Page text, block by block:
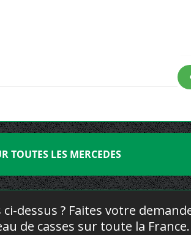
TOUTES LES MERCEDES
dessus ? Faites votre
de casses sur toute la France.